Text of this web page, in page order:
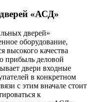
«АСД»
дверей»
оборудование,
высокого качества
прибыль деловой
двери входные
в конкретном
с этим вначале стоит
к